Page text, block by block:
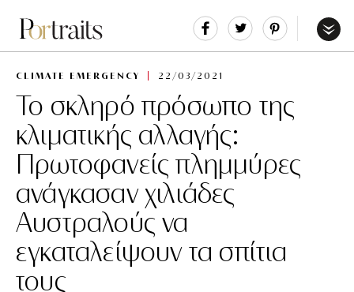
Share Tweet
CLIMATE EMERGENCY 22/03/2021
To σκληρό πρόσωπο της
κλιματικής αλλαγής:
Πρωτοφανείς πλημμύρες
ανάγκασαν χιλιάδες
Αυστραλούς να
εγκαταλείψουν τα σπίτια
τους